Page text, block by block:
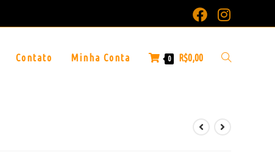
Contato Minha Conta 0 R$0,00